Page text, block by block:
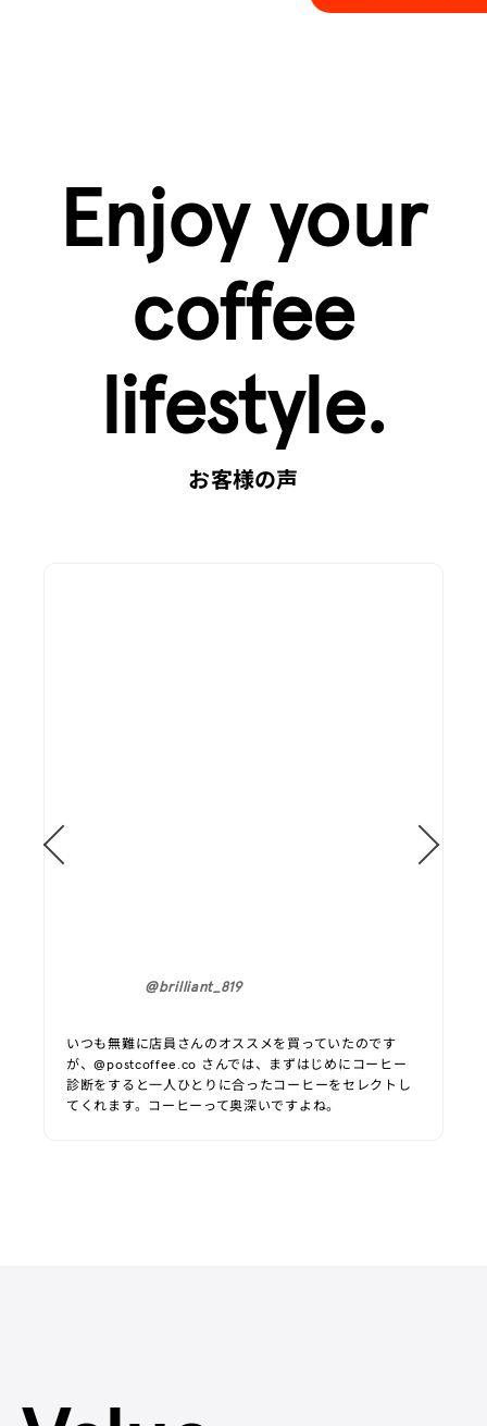
Enjoy your
coffee
lifestyle.
お客様の声
@miki_doyobi
コーヒー旅の記録✈️☕️浅煎りのお豆はカフェオレにしても
おいしい…🥺☕️普段はほぼ深煎りのブレンドを飲んでいる
ので、新しい刺激をいただきました✈️✈️✈️😍パッケージの
ラベルをはがして並べてトラベラーズノートに貼った